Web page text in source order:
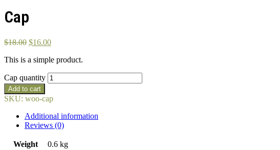
Cap
$18.00 $16.00
This is a simple product.
Cap quantity
Add to cart
SKU: woo-cap
Additional information
Reviews (0)
Weight
0.6 kg